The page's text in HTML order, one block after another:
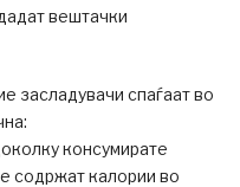
вештачки
засладувачи спаѓаат во
консумирате
содржат калории во